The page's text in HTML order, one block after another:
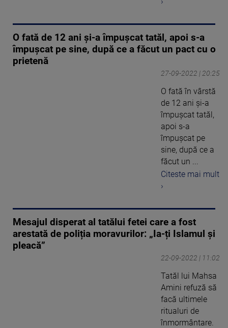
O fată de 12 ani și-a împușcat tatăl, apoi s-a
împușcat pe sine, după ce a făcut un pact cu o
prietenă
27-09-2022 | 20:25
O fată în vârstă
de 12 ani și-a
împușcat tatăl,
apoi s-a
împușcat pe
sine, după ce a
făcut un ...
Citeste mai mult
›
Mesajul disperat al tatălui fetei care a fost
arestată de poliția moravurilor: „Ia-ți Islamul și
pleacă”
22-09-2022 | 11:02
Tatăl lui Mahsa
Amini refuză să
facă ultimele
ritualuri de
înmormântare.